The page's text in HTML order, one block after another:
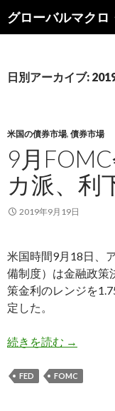
索
ン
キ
ッ
プ
日別アーカイブ:
米国の債券市場, 債券市場
9月
カ派、利
2019年9月19日
米国時間9月18日、
備制度）は金融政策
策金利のレンジを
定した。
続きを読む 9月
→
FED FOMC